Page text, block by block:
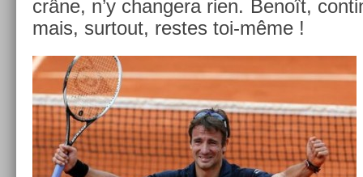
crâne, n’y chan­gera rien. Benoît,
mais, sur­tout, re­stes toi-même !